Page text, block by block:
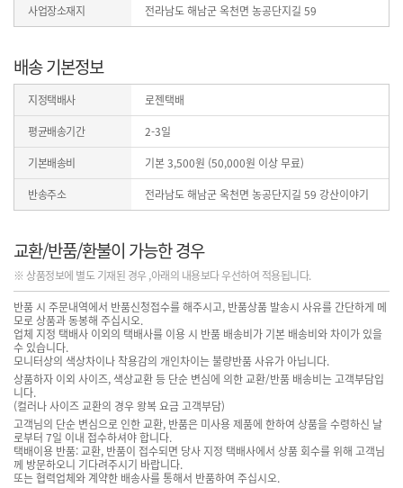
사업장소재지
전라남도 해남군 옥천면 농공단지길 59
배송 기본정보
지정택배사
로젠택배
평균배송기간
2-3일
기본배송비
기본3,500원 (50,000원 이상 무료)
반송주소
전라남도 해남군 옥천면 농공단지길 59 강산이야기
교환/반품/환불이 가능한 경우
※ 상품정보에 별도 기재된 경우 ,아래의 내용보다 우선하여 적용됩니다.
반품 시 주문내역에서 반품신청접수를 해주시고, 반품상품 발송시 사유를 간단하게 메
모로 상품과 동봉해 주십시오.
업체 지정 택배사 이외의 택배사를 이용 시 반품 배송비가 기본 배송비와 차이가 있을
수 있습니다.
모니터상의 색상차이나 착용감의 개인차이는 불량반품 사유가 아닙니다.
상품하자 이외 사이즈, 색상교환 등 단순 변심에 의한 교환/반품 배송비는 고객부담입
니다.
(컬러나 사이즈 교환의 경우 왕복 요금 고객부담)
고객님의 단순 변심으로 인한 교환, 반품은 미사용 제품에 한하여 상품을 수령하신 날
로부터 7일 이내 접수하셔야 합니다.
택배이용 반품: 교환, 반품이 접수되면 당사 지정 택배사에서 상품 회수를 위해 고객님
께 방문하오니 기다려주시기 바랍니다.
또는 협력업체와 계약한 배송사를 통해서 반품하여 주십시오.